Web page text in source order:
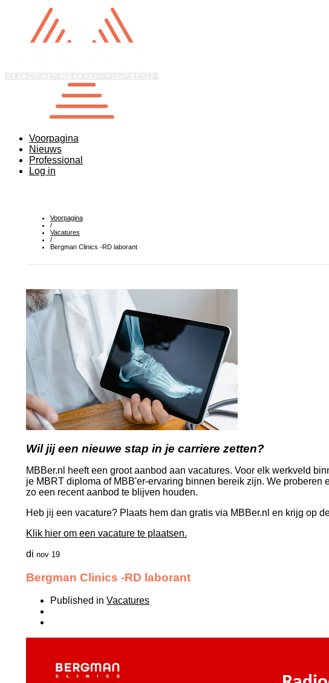
Voorpagina
Nieuws
Professional
Log in
Voorpagina
/
Vacatures
/
Bergman Clinics -RD laborant
Wil jij een nieuwe stap in je carriere zetten?
MBBer.nl heeft een groot aanbod aan vacatures. Voor elk werkveld
je MBRT diploma of MBB'er-ervaring binnen bereik zijn. We
zo een recent aanbod te blijven houden.
Heb jij een vacature? Plaats hem dan gratis via MBBer.nl en krijg op
Klik hier om een vacature te plaatsen.
di nov 19
Bergman Clinics -RD laborant
Published in Vacatures